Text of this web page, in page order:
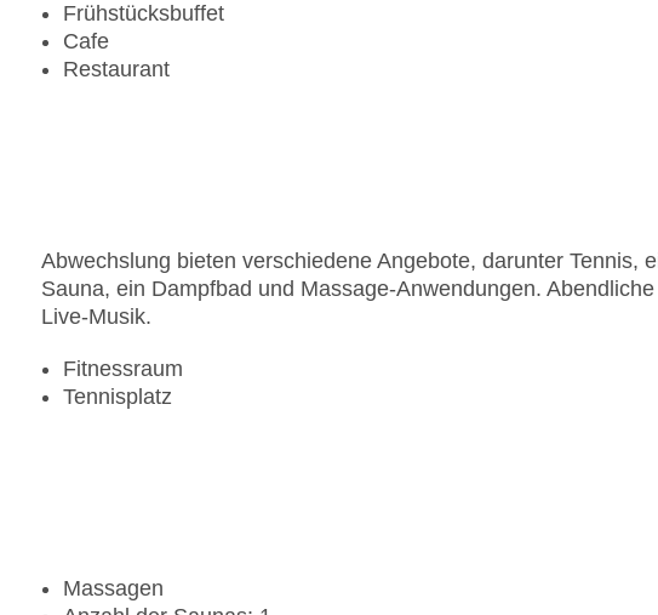
Frühstücksbuffet
Cafe
Restaurant
Abwechslung bieten verschiedene Angebote, darunter Tennis,
Sauna, ein Dampfbad und Massage-Anwendungen.
Live-Musik.
Fitnessraum
Tennisplatz
Massagen